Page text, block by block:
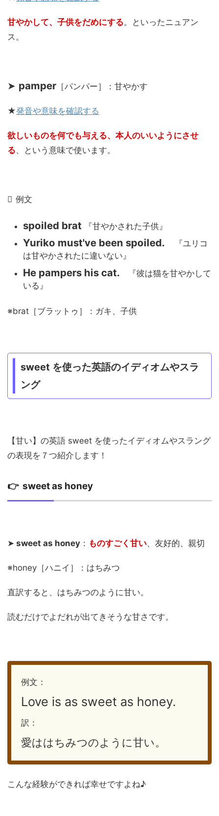
甘やかして、子供をだめにする。といったニュアン
ス。
➤ pamper ［パンパー］：甘やかす
★発音や意味を確認する
欲しいものを何でも与える、本人のいいようにさせ
る、という意味で使います。
例文
spoiled brat 『甘やかされた子供』
Yuriko must've been spoiled.
『ユリコ
は甘やかされたに違いない』
He pampers his cat. 『彼は猫を甘やかして
いる』
※brat［ブラットゥ］：ガキ、子供
sweet を使った英語のイディオムやスラ
ング
【甘い】の英語 sweet を使ったイディオムやスラング
の表現を７つ紹介します！
👉 sweet as honey
➤ sweet as honey ： ものすごく甘い、友好的、親切
※honey［ハニイ］：はちみつ
直訳すると、はちみつのように甘い。
読むだけでよだれが出てきそうな甘さです。
例文：
Love is as sweet as honey.
訳：
愛ははちみつのように甘い。
こんな経験ができれば幸せですよね♪